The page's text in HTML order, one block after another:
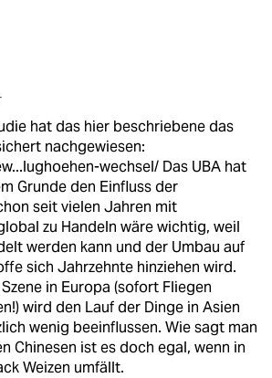
hat das hier beschriebene das
nachgewiesen:
wechsel/ Das UBA hat
Grunde den Einfluss der
seit vielen Jahren mit
zu Handeln wäre wichtig, weil
werden kann und der Umbau auf
sich Jahrzehnte hinziehen wird.
in Europa (sofort Fliegen
wird den Lauf der Dinge in Asien
wenig beeinflussen. Wie sagt man
Chinesen ist es doch egal, wenn in
Weizen umfällt.